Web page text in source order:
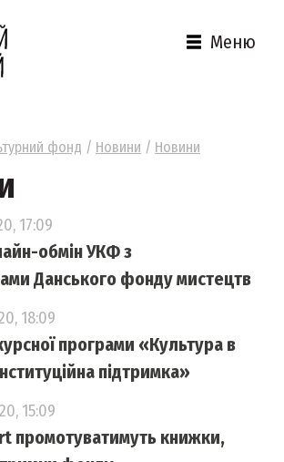
Меню
фонд / Новини / Новини
17:09
обмін УКФ з
Данського фонду мистецтв
18:09
програми «Культура в
підтримка»
15:09
промотуватимуть книжки,